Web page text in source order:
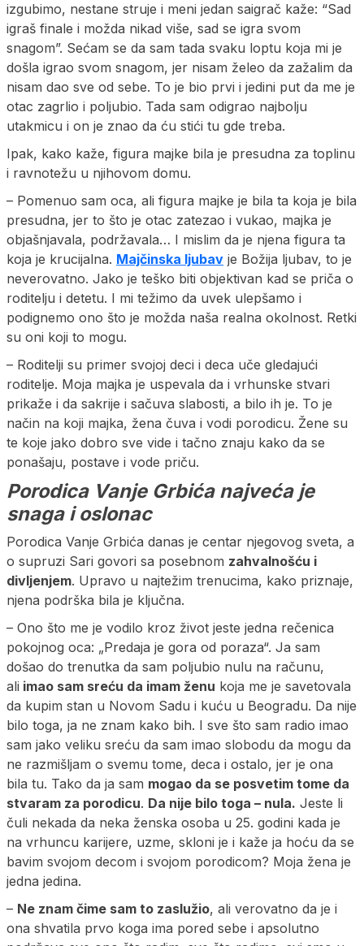
izgubimo, nestane struje i meni jedan saigrač kaže: “Sad
igraš finale i možda nikad više, sad se igra svom
snagom”. Sećam se da sam tada svaku loptu koja mi je
došla igrao svom snagom, jer nisam želeo da zažalim da
nisam dao sve od sebe. To je bio prvi i jedini put da me je
otac zagrlio i poljubio. Tada sam odigrao najbolju
utakmicu i on je znao da ću stići tu gde treba.
Ipak, kako kaže, figura majke bila je presudna za toplinu
i ravnotežu u njihovom domu.
– Pomenuo sam oca, ali figura majke je bila ta koja je bila
presudna, jer to što je otac zatezao i vukao, majka je
objašnjavala, podržavala… I mislim da je njena figura ta
koja je krucijalna. Majčinska ljubav je Božija ljubav, to je
neverovatno. Jako je teško biti objektivan kad se priča o
roditelju i detetu. I mi težimo da uvek ulepšamo i
podignemo ono što je možda naša realna okolnost. Retki
su oni koji to mogu.
– Roditelji su primer svojoj deci i deca uče gledajući
roditelje. Moja majka je uspevala da i vrhunske stvari
prikaže i da sakrije i sačuva slabosti, a bilo ih je. To je
način na koji majka, žena čuva i vodi porodicu. Žene su
te koje jako dobro sve vide i tačno znaju kako da se
ponašaju, postave i vode priču.
Porodica Vanje Grbića najveća je
snaga i oslonac
Porodica Vanje Grbića danas je centar njegovog sveta, a
o supruzi Sari govori sa posebnom zahvalnošću i
divljenjem. Upravo u najtežim trenucima, kako priznaje,
njena podrška bila je ključna.
– Ono što me je vodilo kroz život jeste jedna rečenica
pokojnog oca: „Predaja je gora od poraza“. Ja sam
došao do trenutka da sam poljubio nulu na računu,
ali imao sam sreću da imam ženu koja me je savetovala
da kupim stan u Novom Sadu i kuću u Beogradu. Da nije
bilo toga, ja ne znam kako bih. I sve što sam radio imao
sam jako veliku sreću da sam imao slobodu da mogu da
ne razmišljam o svemu tome, deca i ostalo, jer je ona
bila tu. Tako da ja sam mogao da se posvetim tome da
stvaram za porodicu. Da nije bilo toga – nula. Jeste li
čuli nekada da neka ženska osoba u 25. godini kada je
na vrhuncu karijere, uzme, skloni je i kaže ja hoću da se
bavim svojom decom i svojom porodicom? Moja žena je
jedna jedina.
– Ne znam čime sam to zaslužio, ali verovatno da je i
ona shvatila prvo koga ima pored sebe i apsolutno